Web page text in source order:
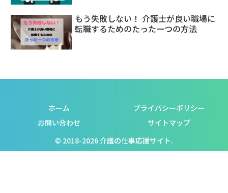
もう失敗しない！ 介護士が良い職場に
転職するためのたった一つの方法
ホーム
プライバシーポリシー
お問い合わせ
サイトマップ
© 2018-2026 介護の仕事応援サイト.